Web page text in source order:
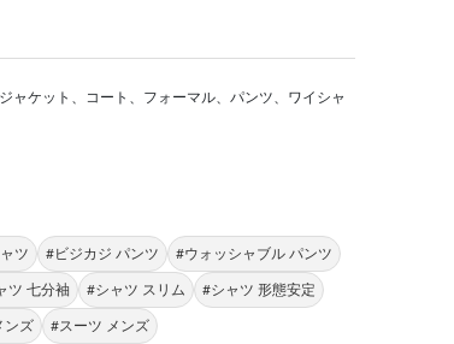
ャケット、コート、フォーマル、パンツ、ワイシャ
ツ #ビジカジ パンツ #ウォッシャブル パンツ
ツ 七分袖 #シャツ スリム #シャツ 形態安定
ンズ #スーツ メンズ